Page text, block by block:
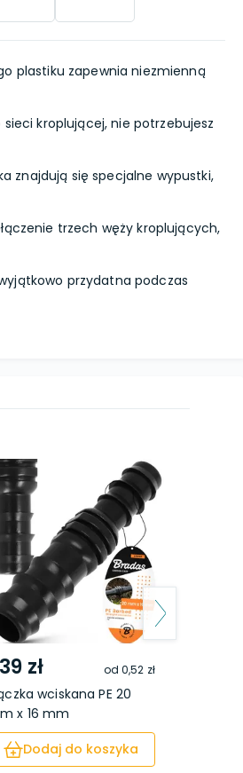
plastiku zapewnia niezmienną
kroplującej, nie potrzebujesz
znajdują się specjalne wypustki,
trzech węży kroplujących,
przydatna podczas
zł od0,52 zł
wciskana PE 20
x 16 mm
Dodaj do koszyka